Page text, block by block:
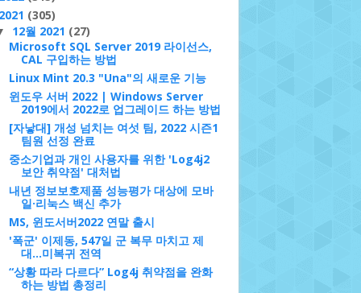
(305)
12월 2021 (27)
Microsoft SQL Server 2019 라이선스,
CAL 구입하는 방법
Linux Mint 20.3 "Una"의 새로운 기능
윈도우 서버 2022 | Windows Server
2019에서 2022로 업그레이드 하는 방법
[자낳대] 개성 넘치는 여섯 팀, 2022 시즌1
팀원 선정 완료
중소기업과 개인 사용자를 위한 'Log4j2
보안 취약점' 대처법
내년 정보보호제품 성능평가 대상에 모바
일·리눅스 백신 추가
MS, 윈도서버2022 연말 출시
'폭군' 이제동, 547일 군 복무 마치고 제
대…미복귀 전역
“상황 따라 다르다” Log4j 취약점을 완화
하는 방법 총정리